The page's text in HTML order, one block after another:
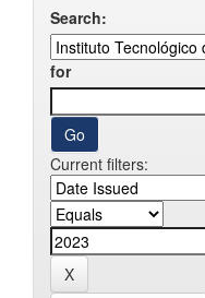
Search:
for
Current filters: